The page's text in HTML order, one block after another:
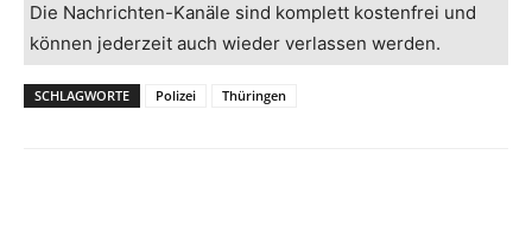
Die Nachrichten-Kanäle sind komplett kostenfrei und
können jederzeit auch wieder verlassen werden.
SCHLAGWORTE Polizei Thüringen